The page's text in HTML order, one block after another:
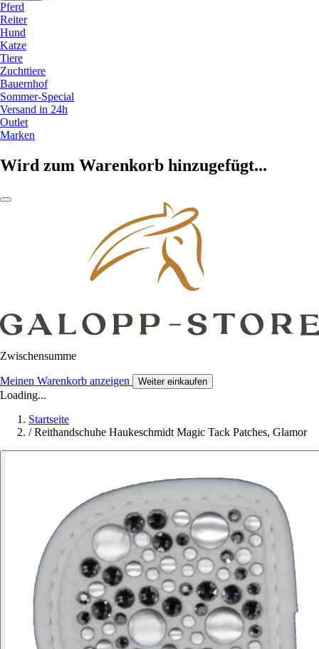
Pferd
Reiter
Hund
Katze
Tiere
Zuchttiere
Bauernhof
Sommer-Special
Versand in 24h
Outlet
Marken
Wird zum Warenkorb hinzugefügt...
Zwischensumme
Meinen Warenkorb anzeigen Weiter einkaufen
Loading...
Startseite
/ Reithandschuhe Haukeschmidt Magic Tack Patches, Glamor